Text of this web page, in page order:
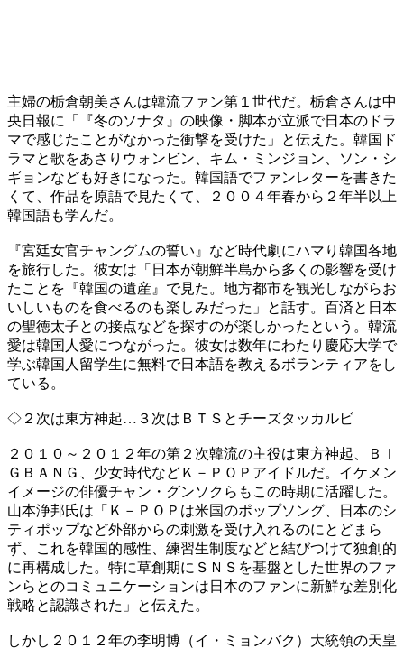
主婦の栃倉朝美さんは韓流ファン第１世代だ。栃倉さんは中
央日報に「『冬のソナタ』の映像・脚本が立派で日本のドラ
マで感じたことがなかった衝撃を受けた」と伝えた。韓国ド
ラマと歌をあさりウォンビン、キム・ミンジョン、ソン・シ
ギョンなども好きになった。韓国語でファンレターを書きた
くて、作品を原語で見たくて、２００４年春から２年半以上
韓国語も学んだ。
『宮廷女官チャングムの誓い』など時代劇にハマり韓国各地
を旅行した。彼女は「日本が朝鮮半島から多くの影響を受け
たことを『韓国の遺産』で見た。地方都市を観光しながらお
いしいものを食べるのも楽しみだった」と話す。百済と日本
の聖徳太子との接点などを探すのが楽しかったという。韓流
愛は韓国人愛につながった。彼女は数年にわたり慶応大学で
学ぶ韓国人留学生に無料で日本語を教えるボランティアをし
ている。
◇２次は東方神起…３次はＢＴＳとチーズタッカルビ
２０１０～２０１２年の第２次韓流の主役は東方神起、ＢＩ
ＧＢＡＮＧ、少女時代などＫ－ＰＯＰアイドルだ。イケメン
イメージの俳優チャン・グンソクらもこの時期に活躍した。
山本浄邦氏は「Ｋ－ＰＯＰは米国のポップソング、日本のシ
ティポップなど外部からの刺激を受け入れるのにとどまら
ず、これを韓国的感性、練習生制度などと結びつけて独創的
に再構成した。特に草創期にＳＮＳを基盤とした世界のファ
ンらとのコミュニケーションは日本のファンに新鮮な差別化
戦略と認識された」と伝えた。
しかし２０１２年の李明博（イ・ミョンバク）大統領の天皇